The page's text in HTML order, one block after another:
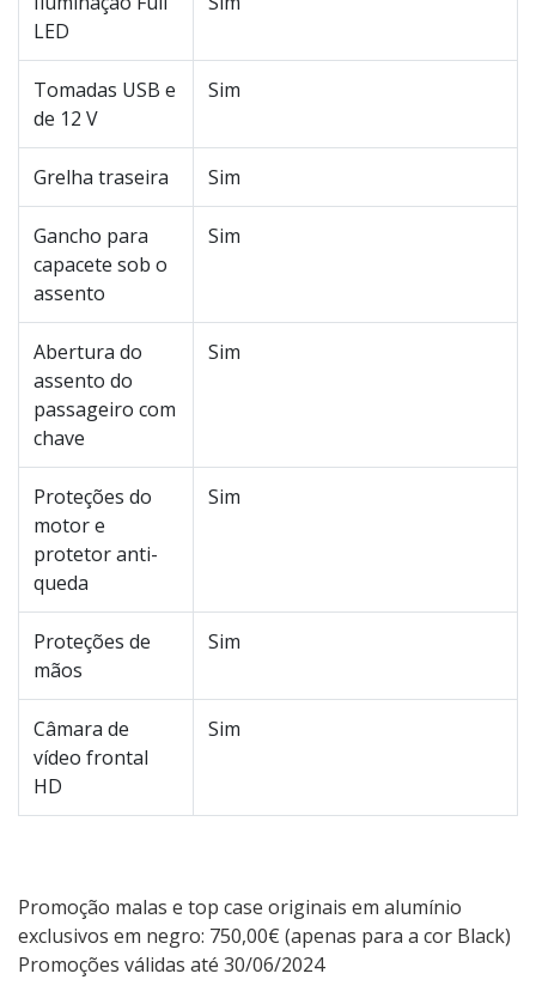
LED
Tomadas USB e
de 12 V
Sim
Grelha traseira Sim
Gancho para
capacete sob o
assento
Sim
Abertura do
assento do
passageiro com
chave
Sim
Proteções do
motor e
protetor anti-
queda
Sim
Proteções de
mãos
Sim
Câmara de
vídeo frontal
HD
Sim
Promoção malas e top case originais em alumínio
exclusivos em negro: 750,00€ (apenas para a cor Black)
Promoções válidas até 30/06/2024